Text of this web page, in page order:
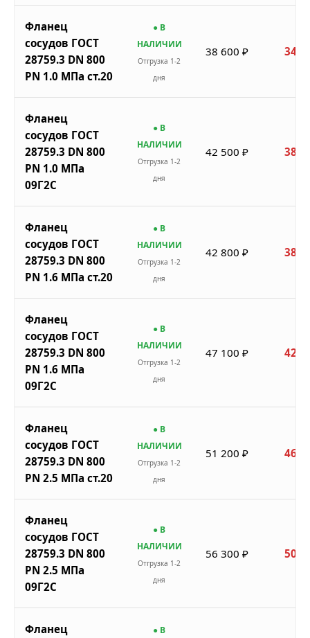
Фланец
сосудов ГОСТ
28759.3 DN 800
PN 1.0 МПа ст.20
● В
НАЛИЧИИ
Отгрузка 1-2
дня
38 600 ₽ 34
Фланец
сосудов ГОСТ
28759.3 DN 800
PN 1.0 МПа
09Г2С
● В
НАЛИЧИИ
Отгрузка 1-2
дня
42 500 ₽ 38
Фланец
сосудов ГОСТ
28759.3 DN 800
PN 1.6 МПа ст.20
● В
НАЛИЧИИ
Отгрузка 1-2
дня
42 800 ₽ 38
Фланец
сосудов ГОСТ
28759.3 DN 800
PN 1.6 МПа
09Г2С
● В
НАЛИЧИИ
Отгрузка 1-2
дня
47 100 ₽ 42
Фланец
сосудов ГОСТ
28759.3 DN 800
PN 2.5 МПа ст.20
● В
НАЛИЧИИ
Отгрузка 1-2
дня
51 200 ₽ 46
Фланец
сосудов ГОСТ
28759.3 DN 800
PN 2.5 МПа
09Г2С
● В
НАЛИЧИИ
Отгрузка 1-2
дня
56 300 ₽ 50
Фланец
● В